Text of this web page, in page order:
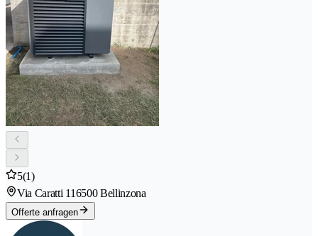
5(1)
Via Caratti 116500 Bellinzona
Offerte anfragen